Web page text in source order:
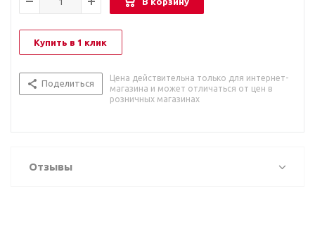
Купить в 1 клик
Поделиться
Цена действительна только для интернет-
магазина и может отличаться от цен в
розничных магазинах
Отзывы